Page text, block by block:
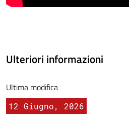
Ulteriori informazioni
Ultima modifica
12 Giugno, 2026